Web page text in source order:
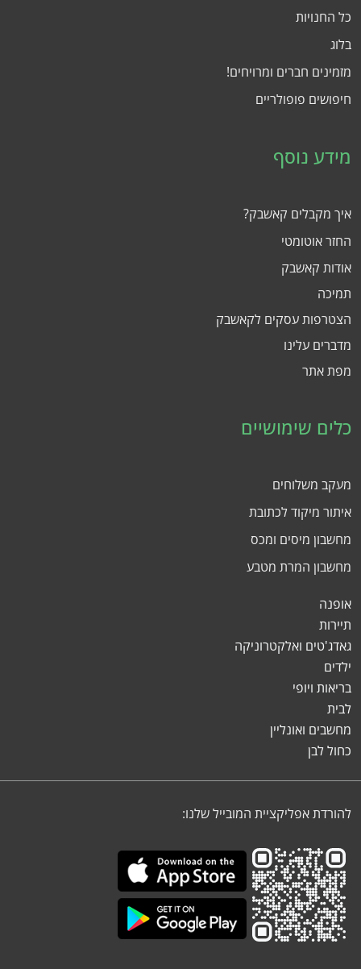
כל החנויות
בלוג
מזמינים חברים ומרויחים!
חיפושים פופולריים
מידע נוסף
איך מקבלים קאשבק?
החזר אוטומטי
אודות קאשבק
תמיכה
הצטרפות עסקים לקאשבק
מדברים עלינו
מפת אתר
כלים שימושיים
מעקב משלוחים
איתור מיקוד לכתובת
מחשבון מיסים ומכס
מחשבון המרת מטבע
אופנה
תיירות
גאדג'טים ואלקטרוניקה
ילדים
בריאות ויופי
לבית
מחשבים ואונליין
כחול לבן
להורדת אפליקציית המובייל שלנו: